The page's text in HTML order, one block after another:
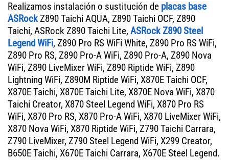
Realizamos instalación o sustitución de placas base
ASRockZ890 Taichi AQUA, Z890 Taichi OCF, Z890
Taichi, ASRock Z890 Taichi Lite, ASRock Z890 Steel
Legend WiFi, Z890 Pro RS WiFi White, Z890 Pro RS WiFi,
Z890 Pro RS, Z890 Pro-A WiFi, Z890 Pro-A, Z890 Nova
WiFi, Z890 LiveMixer WiFi, Z890 Riptide WiFi, Z890
Lightning WiFi, Z890M Riptide WiFi, X870E Taichi OCF,
X870E Taichi, X870E Taichi Lite, X870E Nova WiFi, X870
Taichi Creator, X870 Steel Legend WiFi, X870 Pro RS
WiFi, X870 Pro RS, X870 Pro-A WiFi, X870 LiveMixer WiFi,
X870 Nova WiFi, X870 Riptide WiFi, Z790 Taichi Carrara,
Z790 LiveMixer, Z790 Steel Legend WiFi, X299 Creator,
B650E Taichi, X670E Taichi Carrara, X670E Steel Legend.